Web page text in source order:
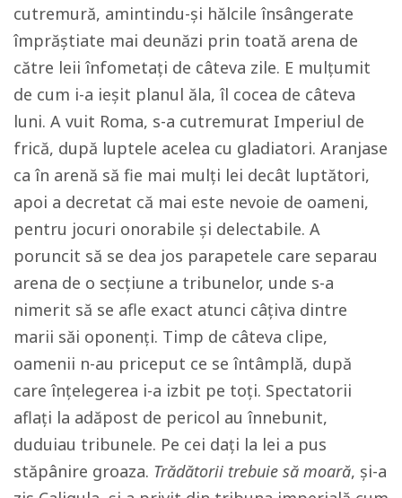
cutremură, amintindu-și hălcile însângerate
împrăștiate mai deunăzi prin toată arena de
către leii înfometați de câteva zile. E mulțumit
de cum i-a ieșit planul ăla, îl cocea de câteva
luni. A vuit Roma, s-a cutremurat Imperiul de
frică, după luptele acelea cu gladiatori. Aranjase
ca în arenă să fie mai mulți lei decât luptători,
apoi a decretat că mai este nevoie de oameni,
pentru jocuri onorabile și delectabile. A
poruncit să se dea jos parapetele care separau
arena de o secțiune a tribunelor, unde s-a
nimerit să se afle exact atunci câțiva dintre
marii săi oponenți. Timp de câteva clipe,
oamenii n-au priceput ce se întâmplă, după
care înțelegerea i-a izbit pe toți. Spectatorii
aflați la adăpost de pericol au înnebunit,
duduiau tribunele. Pe cei dați la lei a pus
stăpânire groaza. Trădătorii trebuie să moară, și-a